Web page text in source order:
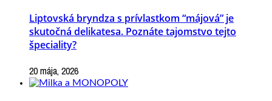
Liptovská bryndza s prívlastkom “májová” je
skutočná delikatesa. Poznáte tajomstvo tejto
špeciality?
20 mája, 2026